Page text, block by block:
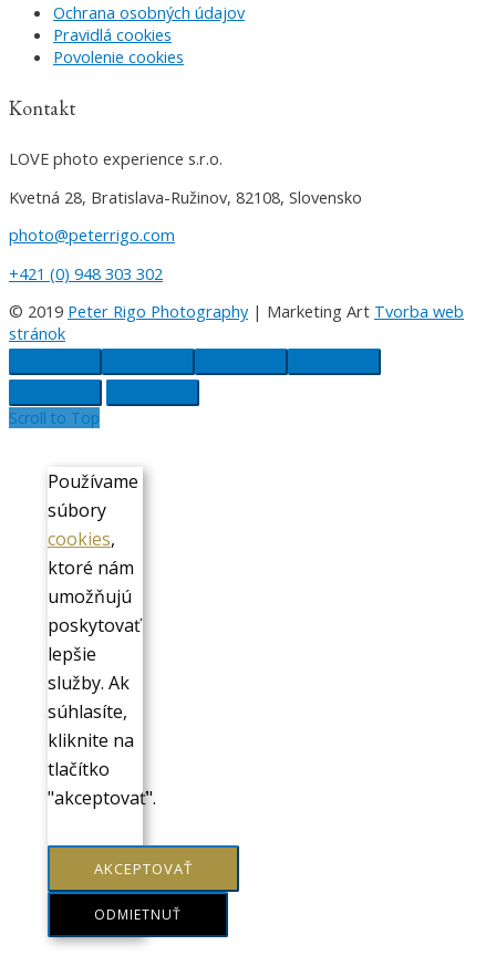
Ochrana osobných údajov
Pravidlá cookies
Povolenie cookies
Kontakt
LOVE photo experience s.r.o.
Kvetná 28, Bratislava-Ružinov, 82108, Slovensko
photo@peterrigo.com
+421 (0) 948 303 302
© 2019 Peter Rigo Photography| Marketing Art Tvorba web
stránok
Scroll to Top
Používame
súbory
cookies,
ktoré nám
umožňujú
poskytovať
lepšie
služby. Ak
súhlasíte,
kliknite na
tlačítko
"akceptovať".
AKCEPTOVAŤ
ODMIETNUŤ